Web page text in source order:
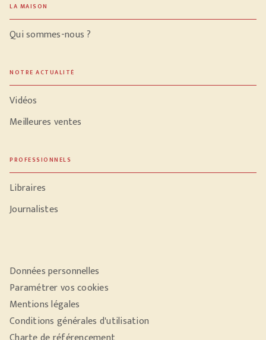
LA MAISON
Qui sommes-nous ?
NOTRE ACTUALITÉ
Vidéos
Meilleures ventes
PROFESSIONNELS
Libraires
Journalistes
Données personnelles
Paramétrer vos cookies
Mentions légales
Conditions générales d'utilisation